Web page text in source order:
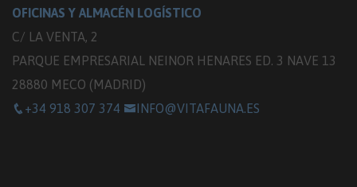
OFICINAS Y ALMACÉN LOGÍSTICO
C/ LA VENTA, 2
PARQUE EMPRESARIAL NEINOR HENARES ED. 3 NAVE 13
28880 MECO (MADRID)
+34 918 307 374
INFO@VITAFAUNA.ES